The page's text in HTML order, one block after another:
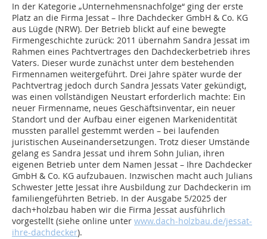
In der Kategorie „Unternehmensnachfolge“ ging der erste
Platz an die Firma Jessat – Ihre Dachdecker GmbH & Co. KG
aus Lügde (NRW). Der Betrieb blickt auf eine bewegte
Firmengeschichte zurück: 2011 ­übernahm Sandra Jessat im
Rahmen eines Pachtvertrages den Dachdeckerbetrieb ihres
Vaters. Dieser wurde zunächst unter dem bestehenden
Firmennamen weitergeführt. Drei Jahre später wurde der
Pachtvertrag jedoch durch Sandra Jessats Vater gekündigt,
was einen vollständigen Neustart erforderlich machte: Ein
neuer Firmenname, neues ­Geschäftsinventar, ein neuer
Standort und der Aufbau einer eigenen Markenidentität
mussten parallel gestemmt werden – bei laufenden
juristischen Auseinandersetzungen. Trotz dieser Umstände
gelang es Sandra Jessat und ihrem Sohn Julian, ihren
eigenen Betrieb unter dem Namen Jessat – Ihre Dachdecker
GmbH & Co. KG aufzubauen. Inzwischen macht auch Julians
Schwester Jette Jessat ihre Ausbildung zur Dachdeckerin im
familiengeführten Betrieb. In der Ausgabe 5/2025 der
dach+holzbau haben wir die Firma Jessat ausführlich
vorgestellt (siehe online unter www.dach-holzbau.de/jessat-
ihre-dachdecker).